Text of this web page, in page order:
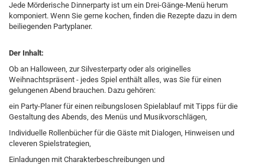
Jede Mörderische Dinnerparty ist um ein Drei-Gänge-Menü herum
komponiert. Wenn Sie gerne kochen, finden die Rezepte dazu in dem
beiliegenden Partyplaner.
Der Inhalt:
Ob an Halloween, zur Silvesterparty oder als originelles
Weihnachtspräsent - jedes Spiel enthält alles, was Sie für einen
gelungenen Abend brauchen. Dazu gehören:
ein Party-Planer für einen reibungslosen Spielablauf mit Tipps für die
Gestaltung des Abends, des Menüs und Musikvorschlägen,
Individuelle Rollenbücher für die Gäste mit Dialogen, Hinweisen und
cleveren Spielstrategien,
Einladungen mit Charakterbeschreibungen und